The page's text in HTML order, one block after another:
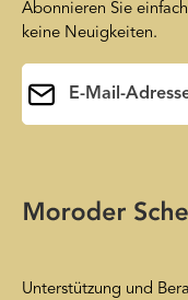
Abonnieren Sie
keine Neuigkeiten.
Datenschutzerklärung
Unterstützung und